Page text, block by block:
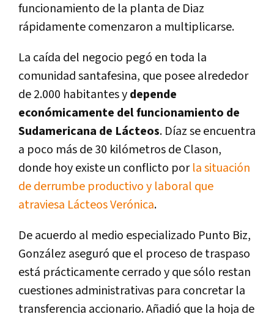
funcionamiento de la planta de Diaz
rápidamente comenzaron a multiplicarse.
La caída del negocio pegó en toda la
comunidad santafesina, que posee alrededor
de 2.000 habitantes ydepende
económicamente del funcionamiento de
Sudamericana de Lácteos. Díaz se encuentra
a poco más de 30 kilómetros de Clason,
donde hoy existe un conflicto porla situación
de derrumbe productivo y laboral que
atraviesa Lácteos Verónica.
De acuerdo al medio especializado Punto Biz,
González aseguró que el proceso de traspaso
está prácticamente cerrado y que sólo restan
cuestiones administrativas para concretar la
transferencia accionario. Añadió que la hoja de